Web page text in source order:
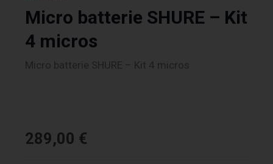
Micro batterie SHURE – Kit
4 micros
Micro batterie SHURE – Kit 4 micros
289,00 €